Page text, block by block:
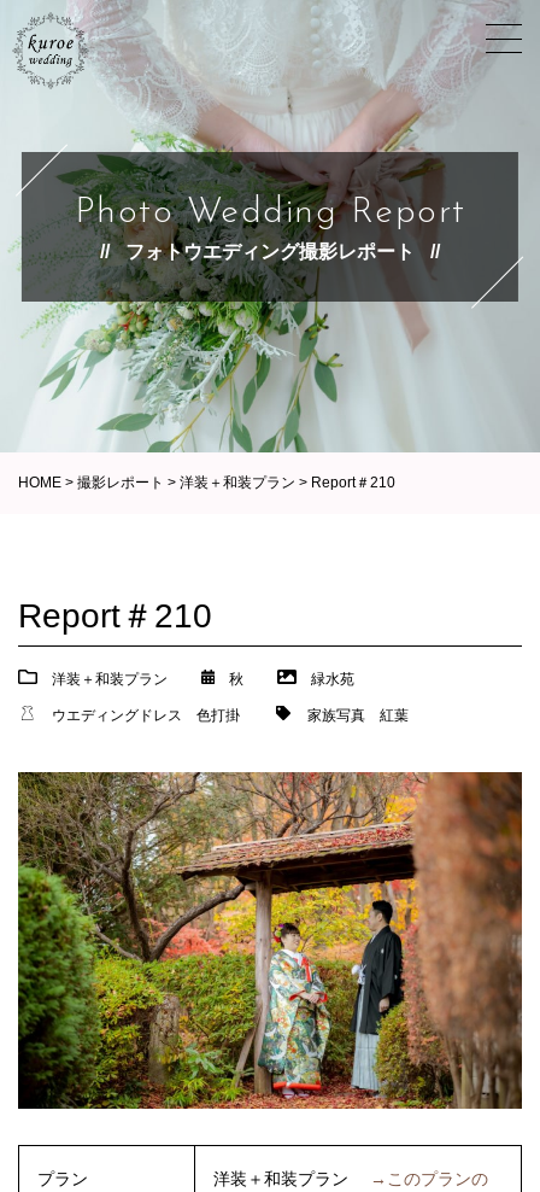
Photo Wedding Report
フォトウエディング撮影レポート
HOME > 撮影レポート > 洋装＋和装プラン > Report＃210
Report＃210
洋装＋和装プラン 秋 緑水苑
ウエディングドレス 色打掛 家族写真 紅葉
プラン 洋装＋和装プラン
→このプランの